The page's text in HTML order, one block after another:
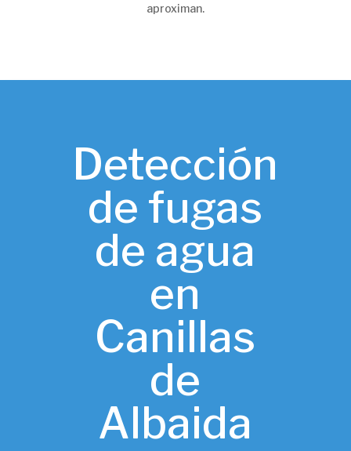
aproximan.
Detección
de fugas
de agua
en
Canillas
de
Albaida